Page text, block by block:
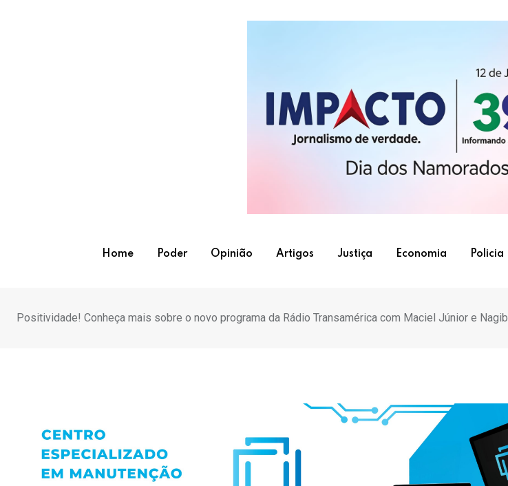
Home Poder Opinião Artigos Justiça Economia Policia
Positividade! Conheça mais sobre o novo programa da Rádio Transamérica com Maciel Júnior e Nagib